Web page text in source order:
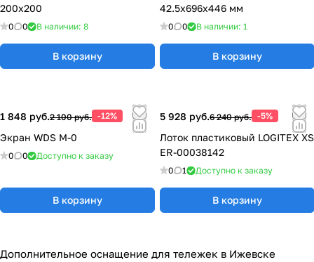
200x200
0 0 В наличии: 8
В корзину
42.5x696x446 мм
0 0 В наличии: 1
В корзину
1 848 руб.2 100 руб. -12%
Экран WDS M-0
0 0 Доступно к заказу
В корзину
5 928 руб.6 240 руб. -5%
Лоток пластиковый LOGITEX XS
ER-00038142
0 1 Доступно к заказу
В корзину
Дополнительное оснащение для тележек в Ижевске